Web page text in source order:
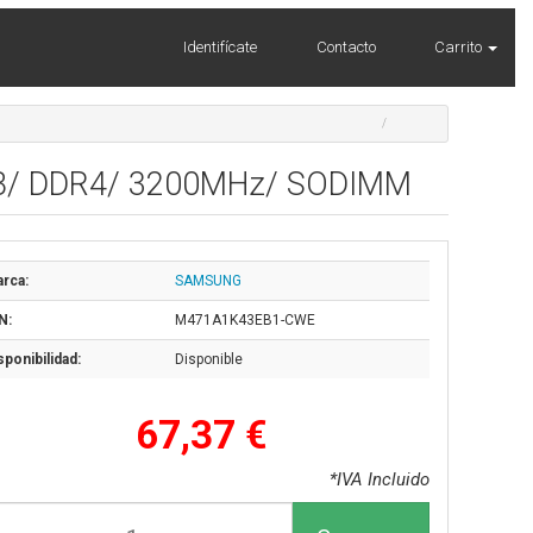
Identifícate Contacto Carrito
DDR4/ 3200MHz/ SODIMM
SAMSUNG
M471A1K43EB1-CWE
Disponible
67,37 €
*IVA Incluido